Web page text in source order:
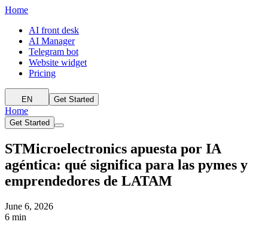
Home
AI front desk
AI Manager
Telegram bot
Website widget
Pricing
EN Get Started
Home
Get Started
STMicroelectronics apuesta por IA
agéntica: qué significa para las pymes y
emprendedores de LATAM
June 6, 2026
6 min